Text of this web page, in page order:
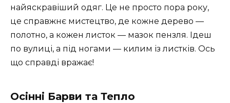
найяскравіший одяг. Це не просто пора року,
це справжнє мистецтво, де кожне дерево —
полотно, а кожен листок — мазок пензля. Ідеш
по вулиці, а під ногами — килим із листків. Ось
що справді вражає!
Осінні Барви та Тепло